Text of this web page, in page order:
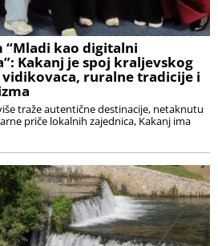
kao digitalni
Kakanj je spoj kraljevskog
ruralne tradicije i
traže autentične destinacije, netaknutu
priče lokalnih zajednica, Kakanj ima